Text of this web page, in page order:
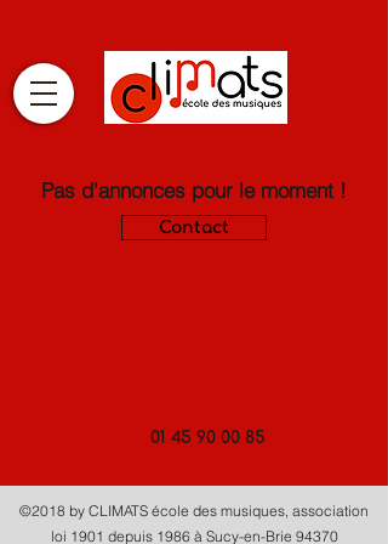
Pas d'annonces pour le moment !
Contact
01 45 90 00 85
©2018 by CLIMATS école des musiques, association
loi 1901 depuis 1986 à Sucy-en-Brie 94370